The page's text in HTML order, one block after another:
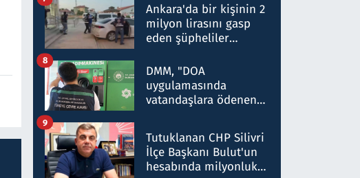
ifadelerinden ortaya
çıkan tablo şok etti
Ankara'da bir kişinin 2
milyon lirasını gasp
eden şüpheliler
DMM, "DOA
uygulamasında
vatandaşlara ödenen
düşürüldüğü" iddiasını
yalanladı
8
Tutuklanan CHP Silivri
İlçe Başkanı Bulut'un
hesabında milyonluk
9